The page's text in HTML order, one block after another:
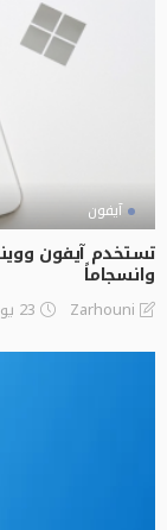
آيفون
وانسجاماً
Zarhouni 23 يوليو,2018